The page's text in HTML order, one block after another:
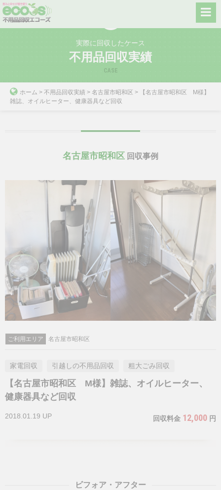
Skip
to
実際に回収したケース
不用品回収実績
CASE
ホーム > 不用品回収実績 > 名古屋市昭和区 >
【名古屋市昭和区 M様】
雑誌、オイルヒーター、健康器具など回収
名古屋市昭和区 回収事例
ご利用エリア 名古屋市昭和区
家電回収 引越しの不用品回収 粗大ごみ回収
【名古屋市昭和区 M様】雑誌、オイルヒーター、
健康器具など回収
2018.01.19 UP 回収料金 12,000 円
ビフォア・アフター